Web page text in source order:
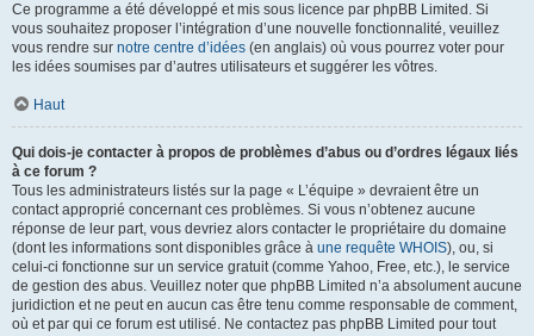
Ce programme a été développé et mis sous licence par phpBB Limited. Si
vous souhaitez proposer l’intégration d’une nouvelle fonctionnalité, veuillez
vous rendre sur notre centre d’idées (en anglais) où vous pourrez voter pour
les idées soumises par d’autres utilisateurs et suggérer les vôtres.
Haut
Qui dois-je contacter à propos de problèmes d’abus ou d’ordres légaux liés
à ce forum ?
Tous les administrateurs listés sur la page « L’équipe » devraient être un
contact approprié concernant ces problèmes. Si vous n’obtenez aucune
réponse de leur part, vous devriez alors contacter le propriétaire du domaine
(dont les informations sont disponibles grâce à une requête WHOIS), ou, si
celui-ci fonctionne sur un service gratuit (comme Yahoo, Free, etc.), le service
de gestion des abus. Veuillez noter que phpBB Limited n’a absolument aucune
juridiction et ne peut en aucun cas être tenu comme responsable de comment,
où et par qui ce forum est utilisé. Ne contactez pas phpBB Limited pour tout